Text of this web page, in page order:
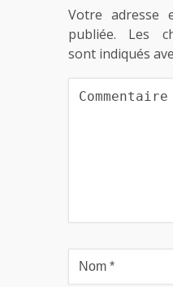
Votre adresse
publiée.
Les
sont indiqués